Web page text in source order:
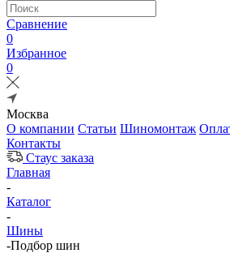
Сравнение
0
Избранное
0
Москва
О компании Статьи Шиномонтаж
Контакты
Стаус заказа
Главная
-
Каталог
-
Шины
-Подбор шин